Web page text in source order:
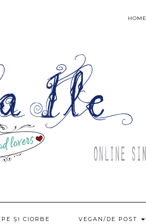
HOME
ȘI CIORBE VEGAN/DE POST